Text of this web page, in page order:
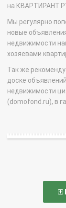
на
Мы регулярно
новые
недвижимости
хозяевами
Так же
доске
недвижимости
(domofond.ru), в